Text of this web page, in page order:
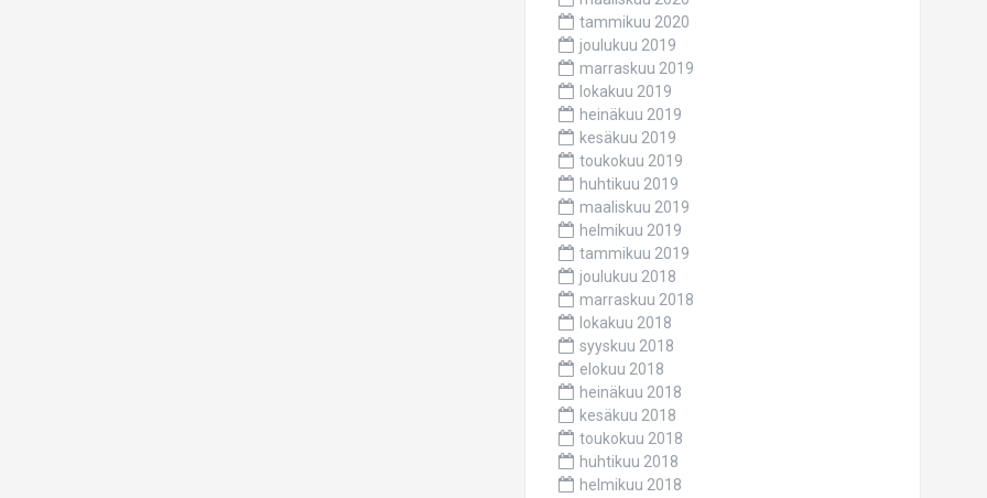
tammikuu 2020
joulukuu 2019
marraskuu 2019
lokakuu 2019
heinäkuu 2019
kesäkuu 2019
toukokuu 2019
huhtikuu 2019
maaliskuu 2019
helmikuu 2019
tammikuu 2019
joulukuu 2018
marraskuu 2018
lokakuu 2018
syyskuu 2018
elokuu 2018
heinäkuu 2018
kesäkuu 2018
toukokuu 2018
huhtikuu 2018
helmikuu 2018